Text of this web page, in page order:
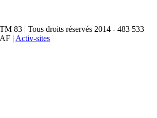
83 | Tous droits réservés 2014 - 483 533
| Activ-sites